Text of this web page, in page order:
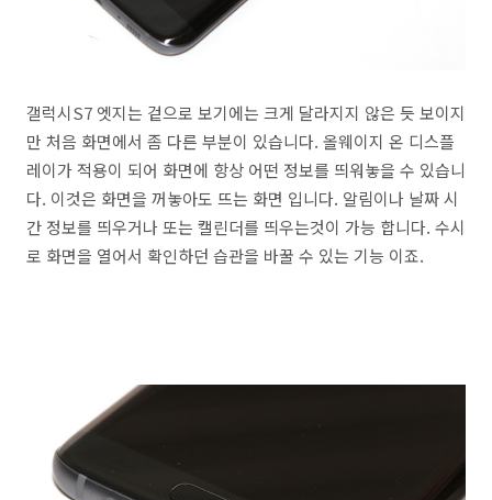
갤럭시S7 엣지는 겉으로 보기에는 크게 달라지지 않은 듯 보이지
만 처음 화면에서 좀 다른 부분이 있습니다. 올웨이지 온 디스플
레이가 적용이 되어 화면에 항상 어떤 정보를 띄워놓을 수 있습니
다. 이것은 화면을 꺼놓아도 뜨는 화면 입니다. 알림이나 날짜 시
간 정보를 띄우거나 또는 캘린더를 띄우는것이 가능 합니다. 수시
로 화면을 열어서 확인하던 습관을 바꿀 수 있는 기능 이죠.